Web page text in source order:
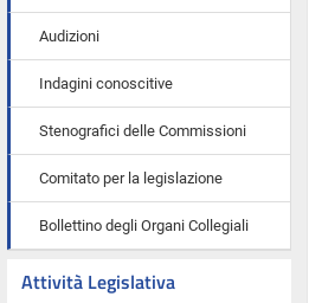
Audizioni
Indagini conoscitive
Stenografici delle Commissioni
Comitato per la legislazione
Bollettino degli Organi Collegiali
Attività Legislativa